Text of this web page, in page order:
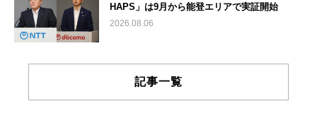
HAPS」は9月から能登エリアで実証開始
2026.08.06
記事一覧